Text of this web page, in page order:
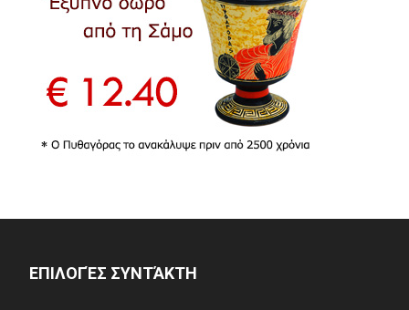
ΕΠΙΛΟΓΈΣ ΣΥΝΤΆΚΤΗ